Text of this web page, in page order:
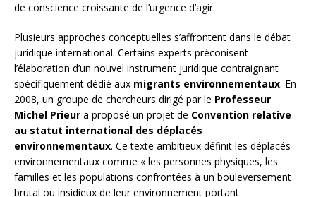
de conscience croissante de l’urgence d’agir.
Plusieurs approches conceptuelles s’affrontent dans le débat
juridique international. Certains experts préconisent
l’élaboration d’un nouvel instrument juridique contraignant
spécifiquement dédié aux migrants environnementaux. En
2008, un groupe de chercheurs dirigé par le Professeur
Michel Prieur a proposé un projet de Convention relative
au statut international des déplacés
environnementaux. Ce texte ambitieux définit les déplacés
environnementaux comme « les personnes physiques, les
familles et les populations confrontées à un bouleversement
brutal ou insidieux de leur environnement portant